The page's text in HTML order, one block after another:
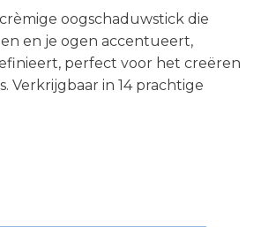
oogschaduwstick die
en je ogen accentueert,
perfect voor het creëren
Verkrijgbaar in 14 prachtige